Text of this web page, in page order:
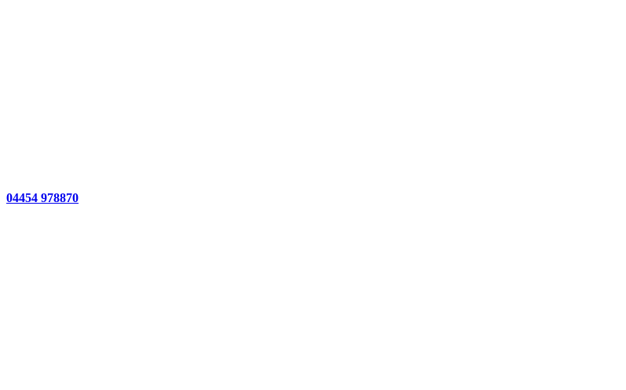
04454 978870